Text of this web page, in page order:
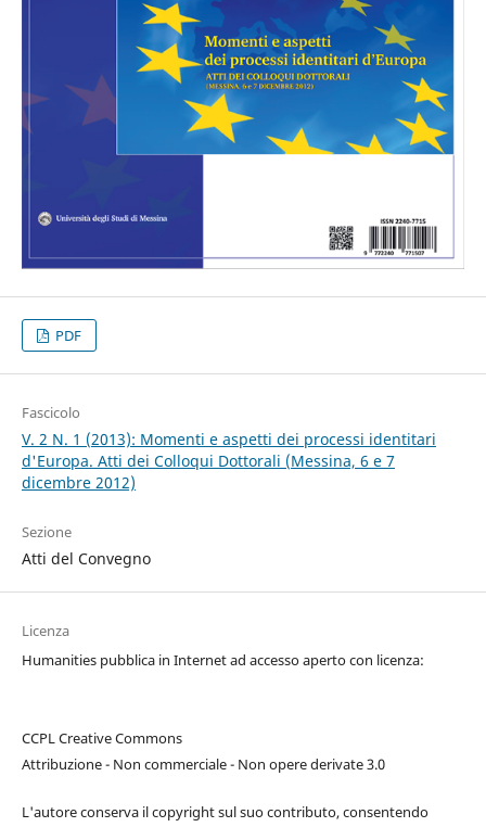
PDF
Fascicolo
V. 2 N. 1 (2013): Momenti e aspetti dei processi identitari
d'Europa. Atti dei Colloqui Dottorali (Messina, 6 e 7
dicembre 2012)
Sezione
Atti del Convegno
Licenza
Humanities pubblica in Internet ad accesso aperto con licenza:
CCPL Creative Commons
Attribuzione - Non commerciale - Non opere derivate 3.0
L'autore conserva il copyright sul suo contributo, consentendo